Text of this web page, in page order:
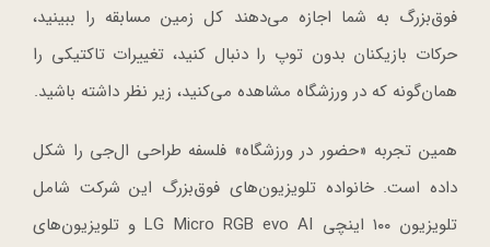
فوق‌بزرگ به شما اجازه می‌دهند کل زمین مسابقه را ببینید،
حرکات بازیکنان بدون توپ را دنبال کنید، تغییرات تاکتیکی را
همان‌گونه که در ورزشگاه مشاهده می‌کنید، زیر نظر داشته باشید.
همین تجربه «حضور در ورزشگاه» فلسفه طراحی ال‌جی را شکل
داده است. خانواده تلویزیون‌های فوق‌بزرگ این شرکت شامل
تلویزیون ۱۰۰ اینچی LG Micro RGB evo AI و تلویزیون‌های